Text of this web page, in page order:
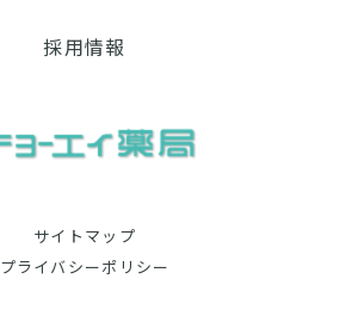
採用情報
サイトマップ
プライバシーポリシー